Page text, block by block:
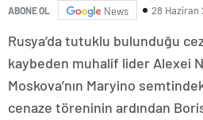
ABONE OL News 28 Haziran
Rusya’da tutuklu bulunduğu
kaybeden muhalif lider Alexei
Moskova’nın Maryino
cenaze töreninin ardından